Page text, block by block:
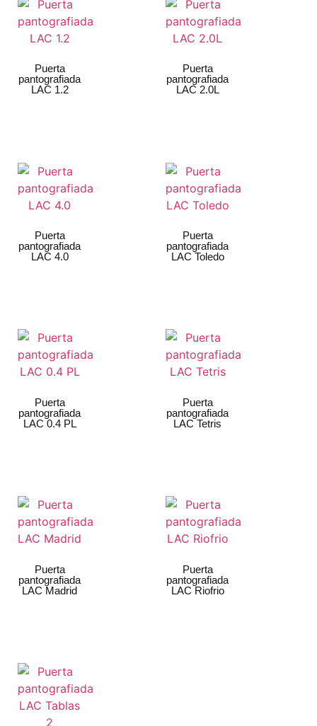
Puerta
pantografiada
LAC 1.2
Puerta
pantografiada
LAC 2.0L
Puerta
pantografiada
LAC 4.0
Puerta
pantografiada
LAC Toledo
Puerta
pantografiada
LAC 0.4 PL
Puerta
pantografiada
LAC Tetris
Puerta
pantografiada
LAC Madrid
Puerta
pantografiada
LAC Riofrio